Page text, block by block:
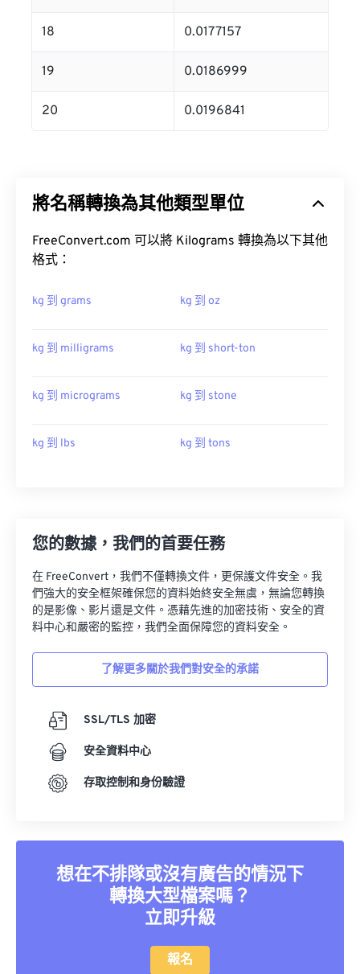
18 0.0177157
19 0.0186999
20 0.0196841
將名稱轉換為其他類型單位
FreeConvert.com 可以將 Kilograms 轉換為以下其他
格式：
kg 到 grams kg 到 oz
kg 到 milligrams kg 到 short-ton
kg 到 micrograms kg 到 stone
kg 到 lbs kg 到 tons
您的數據，我們的首要任務
在 FreeConvert，我們不僅轉換文件，更保護文件安全。我
們強大的安全框架確保您的資料始終安全無虞，無論您轉換
的是影像、影片還是文件。憑藉先進的加密技術、安全的資
料中心和嚴密的監控，我們全面保障您的資料安全。
了解更多關於我們對安全的承諾
SSL/TLS 加密
安全資料中心
存取控制和身份驗證
想在不排隊或沒有廣告的情況下
轉換大型檔案嗎？
立即升級
報名